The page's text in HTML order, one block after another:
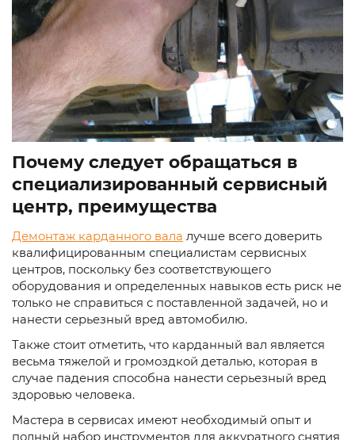
Почему следует обращаться в
специализированный сервисный
центр, преимущества
Демонтаж карданного вала лучше всего доверить
квалифицированным специалистам сервисных
центров, поскольку без соответствующего
оборудования и определенных навыков есть риск не
только не справиться с поставленной задачей, но и
нанести серьезный вред автомобилю.
Также стоит отметить, что карданный вал является
весьма тяжелой и громоздкой деталью, которая в
случае падения способна нанести серьезный вред
здоровью человека.
Мастера в сервисах имеют необходимый опыт и
полный набор инструментов для аккуратного снятия